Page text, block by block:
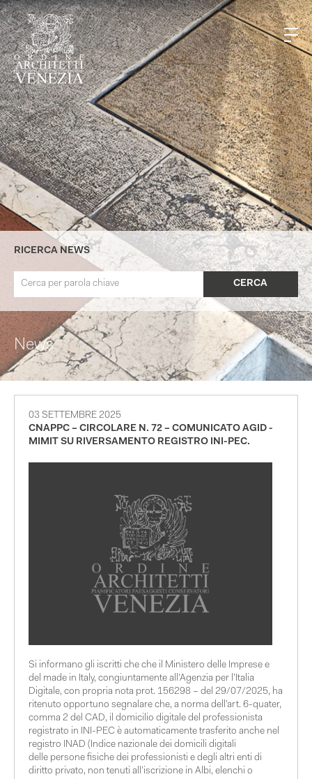
RICERCA NEWS
News
03 SETTEMBRE 2025
CNAPPC – CIRCOLARE N. 72 – COMUNICATO AGID -
MIMIT SU RIVERSAMENTO REGISTRO INI-PEC.
Si informano gli iscritti che che il Ministero delle Imprese e
del made in Italy, congiuntamente all’Agenzia per l’Italia
Digitale, con propria nota prot. 156298 – del 29/07/2025, ha
ritenuto opportuno segnalare che, a norma dell’art. 6-quater,
comma 2 del CAD, il domicilio digitale del professionista
registrato in INI-PEC è automaticamente trasferito anche nel
registro INAD (Indice nazionale dei domicili digitali
delle persone fisiche dei professionisti e degli altri enti di
diritto privato, non tenuti all’iscrizione in Albi, elenchi o